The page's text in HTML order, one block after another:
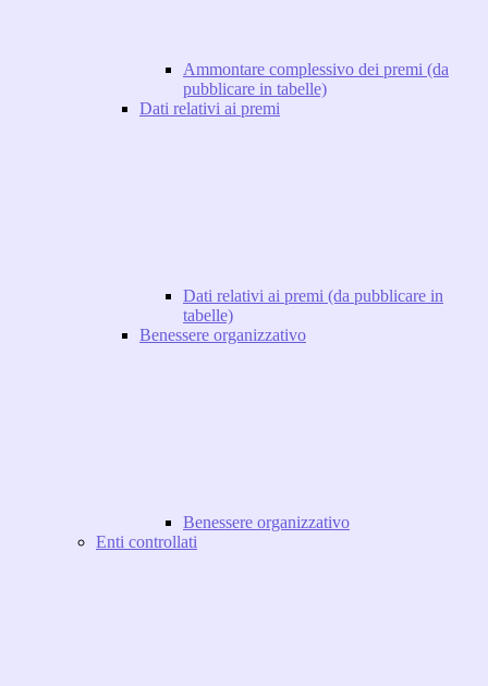
Ammontare complessivo dei premi (da
pubblicare in tabelle)
Dati relativi ai premi
Dati relativi ai premi (da pubblicare in
tabelle)
Benessere organizzativo
Benessere organizzativo
Enti controllati